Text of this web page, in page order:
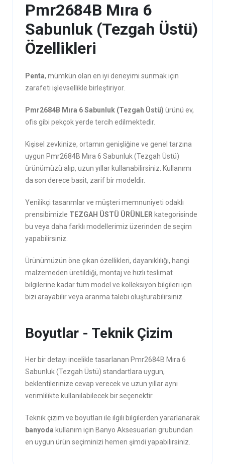
Pmr2684B Mıra 6
Sabunluk (Tezgah Üstü)
Özellikleri
Penta, mümkün olan en iyi deneyimi sunmak için
zarafeti işlevsellikle birleştiriyor.
Pmr2684B Mıra 6 Sabunluk (Tezgah Üstü) ürünü ev,
ofis gibi pekçok yerde tercih edilmektedir.
Kişisel zevkinize, ortamın genişliğine ve genel tarzına
uygun Pmr2684B Mıra 6 Sabunluk (Tezgah Üstü)
ürünümüzü alıp, uzun yıllar kullanabilirsiniz. Kullanımı
da son derece basit, zarif bir modeldir.
Yenilikçi tasarımlar ve müşteri memnuniyeti odaklı
prensibimizle TEZGAH ÜSTÜ ÜRÜNLER kategorisinde
bu veya daha farklı modellerimiz üzerinden de seçim
yapabilirsiniz.
Ürünümüzün öne çıkan özellikleri, dayanıklılığı, hangi
malzemeden üretildiği, montaj ve hızlı teslimat
bilgilerine kadar tüm model ve kolleksiyon bilgileri için
bizi arayabilir veya aranma talebi oluşturabilirsiniz.
Boyutlar - Teknik Çizim
Her bir detayı incelikle tasarlanan Pmr2684B Mıra 6
Sabunluk (Tezgah Üstü) standartlara uygun,
beklentilerinize cevap verecek ve uzun yıllar aynı
verimlilikte kullanılabilecek bir seçenektir.
Teknik çizim ve boyutları ile ilgili bilgilerden yararlanarak
banyoda kullanım için Banyo Aksesuarları grubundan
en uygun ürün seçiminizi hemen şimdi yapabilirsiniz.